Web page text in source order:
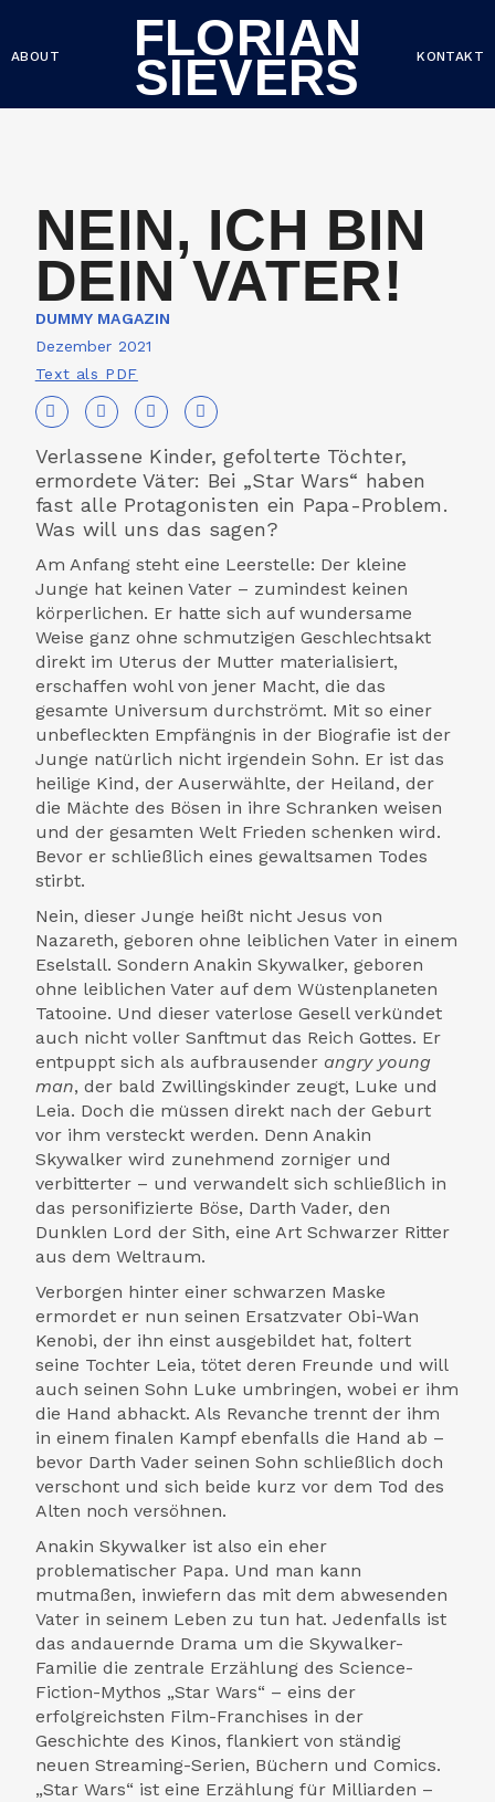
ABOUT FLORIAN
SIEVERS KONTAKT
NEIN, ICH BIN
DEIN VATER!
DUMMY MAGAZIN
Dezember 2021
Text als PDF
Verlassene Kinder, gefolterte Töchter,
ermordete Väter: Bei „Star Wars“ haben
fast alle Protagonisten ein Papa-Problem.
Was will uns das sagen?
Am Anfang steht eine Leerstelle: Der kleine
Junge hat keinen Vater – zumindest keinen
körperlichen. Er hatte sich auf wundersame
Weise ganz ohne schmutzigen Geschlechtsakt
direkt im Uterus der Mutter materialisiert,
erschaffen wohl von jener Macht, die das
gesamte Universum durchströmt. Mit so einer
unbefleckten Empfängnis in der Biografie ist der
Junge natürlich nicht irgendein Sohn. Er ist das
heilige Kind, der Auserwählte, der Heiland, der
die Mächte des Bösen in ihre Schranken weisen
und der gesamten Welt Frieden schenken wird.
Bevor er schließlich eines gewaltsamen Todes
stirbt.
Nein, dieser Junge heißt nicht Jesus von
Nazareth, geboren ohne leiblichen Vater in einem
Eselstall. Sondern Anakin Skywalker, geboren
ohne leiblichen Vater auf dem Wüstenplaneten
Tatooine. Und dieser vaterlose Gesell verkündet
auch nicht voller Sanftmut das Reich Gottes. Er
entpuppt sich als aufbrausender angry young
man, der bald Zwillingskinder zeugt, Luke und
Leia. Doch die müssen direkt nach der Geburt
vor ihm versteckt werden. Denn Anakin
Skywalker wird zunehmend zorniger und
verbitterter – und verwandelt sich schließlich in
das personifizierte Böse, Darth Vader, den
Dunklen Lord der Sith, eine Art Schwarzer Ritter
aus dem Weltraum.
Verborgen hinter einer schwarzen Maske
ermordet er nun seinen Ersatzvater Obi-Wan
Kenobi, der ihn einst ausgebildet hat, foltert
seine Tochter Leia, tötet deren Freunde und will
auch seinen Sohn Luke umbringen, wobei er ihm
die Hand abhackt. Als Revanche trennt der ihm
in einem finalen Kampf ebenfalls die Hand ab –
bevor Darth Vader seinen Sohn schließlich doch
verschont und sich beide kurz vor dem Tod des
Alten noch versöhnen.
Anakin Skywalker ist also ein eher
problematischer Papa. Und man kann
mutmaßen, inwiefern das mit dem abwesenden
Vater in seinem Leben zu tun hat. Jedenfalls ist
das andauernde Drama um die Skywalker-
Familie die zentrale Erzählung des Science-
Fiction-Mythos „Star Wars“ – eins der
erfolgreichsten Film-Franchises in der
Geschichte des Kinos, flankiert von ständig
neuen Streaming-Serien, Büchern und Comics.
„Star Wars“ ist eine Erzählung für Milliarden –